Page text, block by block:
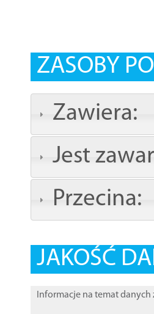
ZASOBY
Zawiera:
Jest
Przecina:
JAKOŚĆ
Informacje na temat danych